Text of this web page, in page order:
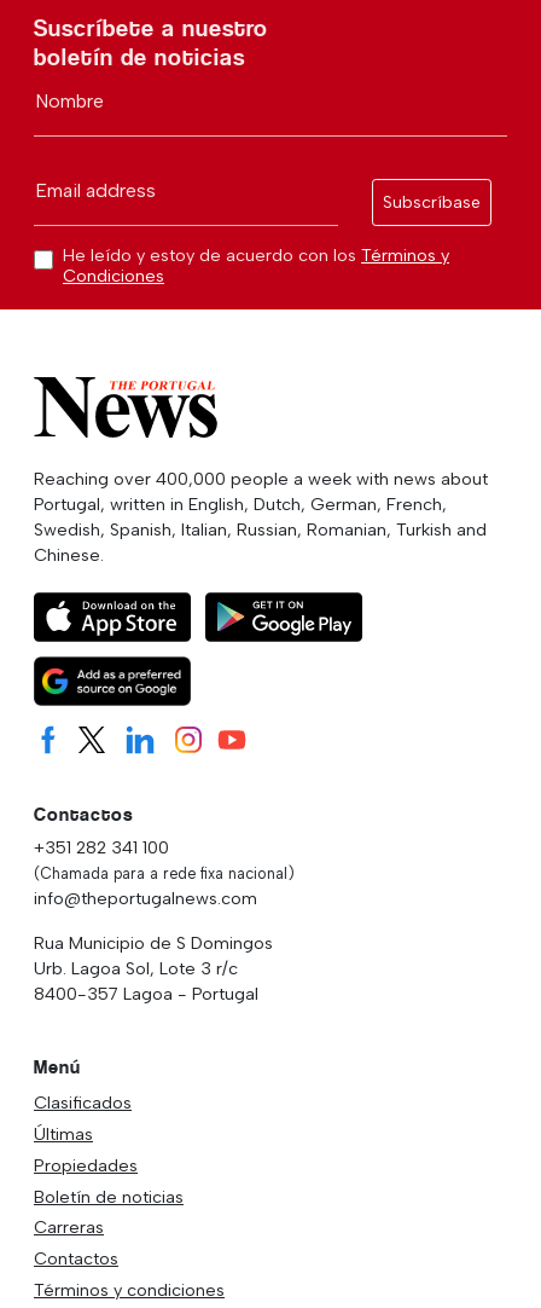
Suscríbete a nuestro
boletín de noticias
Nombre
Email address
Subscríbase
He leído y estoy de acuerdo con los Términos y
Condiciones
Reaching over 400,000 people a week with news about
Portugal, written in English, Dutch, German, French,
Swedish, Spanish, Italian, Russian, Romanian, Turkish and
Chinese.
Contactos
+351 282 341 100
(Chamada para a rede fixa nacional)
info@theportugalnews.com
Rua Municipio de S Domingos
Urb. Lagoa Sol, Lote 3 r/c
8400-357 Lagoa - Portugal
Menú
Clasificados
Últimas
Propiedades
Boletín de noticias
Carreras
Contactos
Términos y condiciones